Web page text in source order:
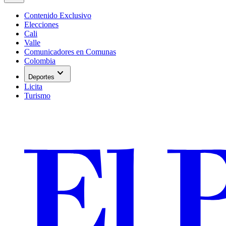
Contenido Exclusivo
Elecciones
Cali
Valle
Comunicadores en Comunas
Colombia
Deportes expand_more
Licita
Turismo